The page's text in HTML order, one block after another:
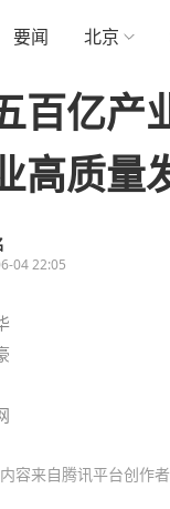
要闻 北京
百亿产
高质量
04 22:05
容来自腾讯平台创作